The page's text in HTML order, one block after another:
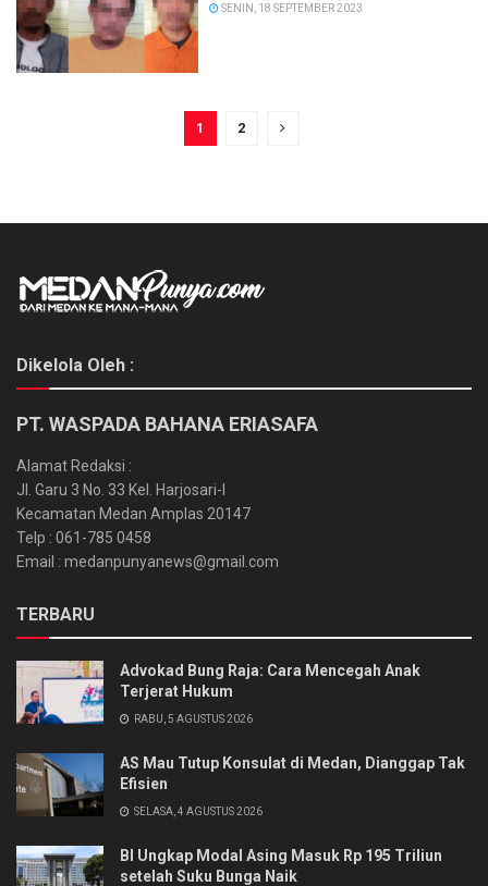
SENIN, 18 SEPTEMBER 2023
1 2
Dikelola Oleh :
PT. WASPADA BAHANA ERIASAFA
Alamat Redaksi :
Jl. Garu 3 No. 33 Kel. Harjosari-I
Kecamatan Medan Amplas 20147
Telp : 061-785 0458
Email : medanpunyanews@gmail.com
TERBARU
Advokad Bung Raja: Cara Mencegah Anak
Terjerat Hukum
RABU, 5 AGUSTUS 2026
AS Mau Tutup Konsulat di Medan, Dianggap Tak
Efisien
SELASA, 4 AGUSTUS 2026
BI Ungkap Modal Asing Masuk Rp 195 Triliun
setelah Suku Bunga Naik